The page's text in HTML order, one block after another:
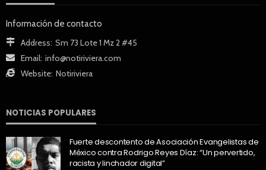
Información de contacto
Address: Sm 73 Lote 1 Mz 2 #45
Email: info@notiriviera.com
Website: Notiriviera
NOTICIAS POPULARES
Fuerte descontento de Asociación Evangelistas de
México contra Rodrigo Reyes Díaz: “Un pervertido,
racista y linchador digital”